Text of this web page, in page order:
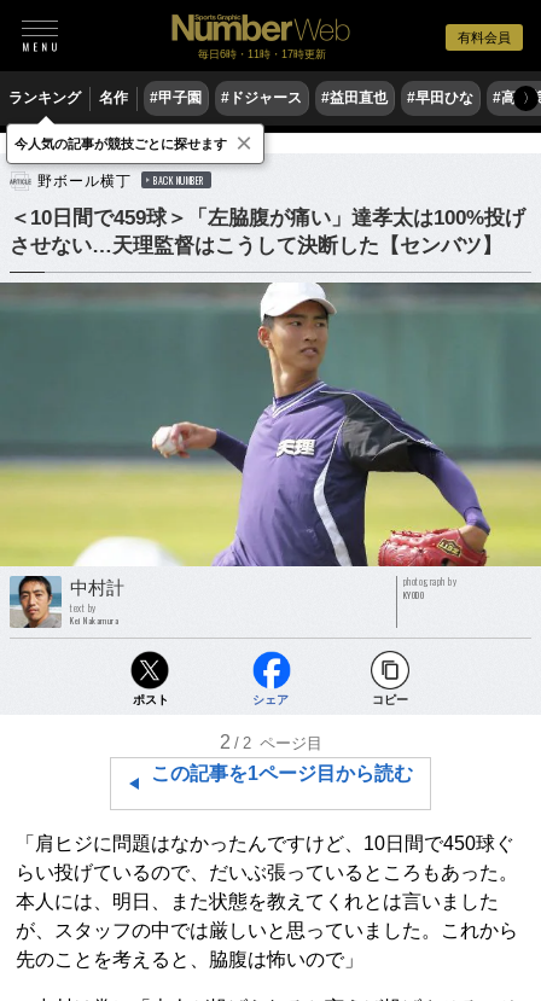
有料会員
毎日6時・11時・17時更新
ランキング 名作 #甲子園 #ドジャース #益田直也 #早田ひな #高木
〉
野球 高校野球
野ボール横丁 BACK NUMBER
＜10日間で459球＞「左脇腹が痛い」達孝太は100%投げ
させない…天理監督はこうして決断した【センバツ】
中村計
text by
Kei Nakamura
photograph by
KYODO
ポスト シェア コピー
2 /2 ページ目
この記事を1ページ目から読む
「肩ヒジに問題はなかったんですけど、10日間で450球ぐ
らい投げているので、だいぶ張っているところもあった。
本人には、明日、また状態を教えてくれとは言いました
が、スタッフの中では厳しいと思っていました。これから
先のことを考えると、脇腹は怖いので」
今人気の記事が競技ごとに探せます ×